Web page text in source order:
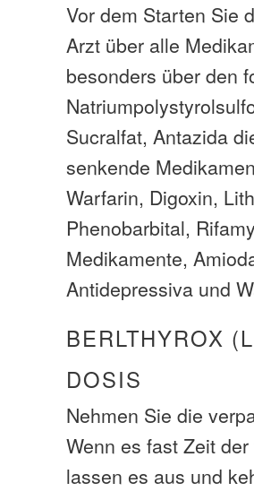
Vor dem Starten Sie
Arzt über alle
besonders über den
Sucralfat, Antazida
senkende
Warfarin, Digoxin,
Phenobarbital,
Medikamente,
Antidepressiva und
BERLTHYROX
DOSIS
Nehmen Sie die
Wenn es fast Zeit
lassen es aus und